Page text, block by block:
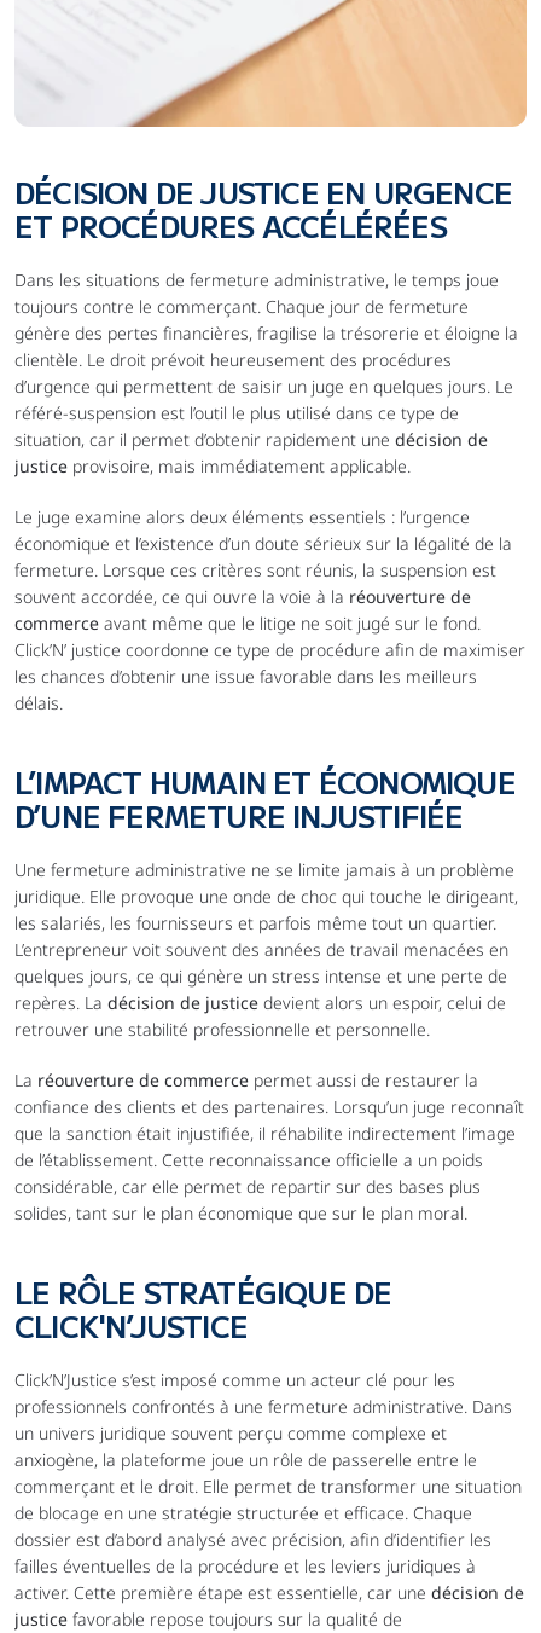
DÉCISION DE JUSTICE EN URGENCE
ET PROCÉDURES ACCÉLÉRÉES
Dans les situations de fermeture administrative, le temps joue
toujours contre le commerçant. Chaque jour de fermeture
génère des pertes financières, fragilise la trésorerie et éloigne la
clientèle. Le droit prévoit heureusement des procédures
d’urgence qui permettent de saisir un juge en quelques jours. Le
référé-suspension est l’outil le plus utilisé dans ce type de
situation, car il permet d’obtenir rapidement une décision de
justice provisoire, mais immédiatement applicable.
Le juge examine alors deux éléments essentiels : l’urgence
économique et l’existence d’un doute sérieux sur la légalité de la
fermeture. Lorsque ces critères sont réunis, la suspension est
souvent accordée, ce qui ouvre la voie à la réouverture de
commerce avant même que le litige ne soit jugé sur le fond.
Click’N’ justice coordonne ce type de procédure afin de maximiser
les chances d’obtenir une issue favorable dans les meilleurs
délais.
L’IMPACT HUMAIN ET ÉCONOMIQUE
D’UNE FERMETURE INJUSTIFIÉE
Une fermeture administrative ne se limite jamais à un problème
juridique. Elle provoque une onde de choc qui touche le dirigeant,
les salariés, les fournisseurs et parfois même tout un quartier.
L’entrepreneur voit souvent des années de travail menacées en
quelques jours, ce qui génère un stress intense et une perte de
repères. La décision de justice devient alors un espoir, celui de
retrouver une stabilité professionnelle et personnelle.
La réouverture de commerce permet aussi de restaurer la
confiance des clients et des partenaires. Lorsqu’un juge reconnaît
que la sanction était injustifiée, il réhabilite indirectement l’image
de l’établissement. Cette reconnaissance officielle a un poids
considérable, car elle permet de repartir sur des bases plus
solides, tant sur le plan économique que sur le plan moral.
LE RÔLE STRATÉGIQUE DE
CLICK'N’JUSTICE
Click’N’Justice s’est imposé comme un acteur clé pour les
professionnels confrontés à une fermeture administrative. Dans
un univers juridique souvent perçu comme complexe et
anxiogène, la plateforme joue un rôle de passerelle entre le
commerçant et le droit. Elle permet de transformer une situation
de blocage en une stratégie structurée et efficace. Chaque
dossier est d’abord analysé avec précision, afin d’identifier les
failles éventuelles de la procédure et les leviers juridiques à
activer. Cette première étape est essentielle, car une décision de
justice favorable repose toujours sur la qualité de